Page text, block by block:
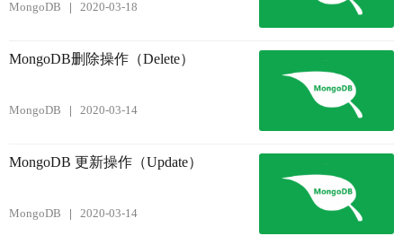
MongoDB 2020-03-18
MongoDB删除操作（Delete）
MongoDB 2020-03-14
MongoDB 更新操作（Update）
MongoDB 2020-03-14